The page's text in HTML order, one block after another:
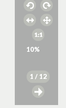
10%
1 / 12